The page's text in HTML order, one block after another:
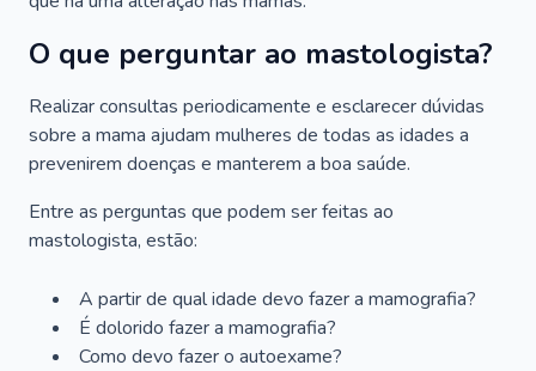
O que perguntar ao mastologista?
Realizar consultas periodicamente e esclarecer dúvidas
sobre a mama ajudam mulheres de todas as idades a
prevenirem doenças e manterem a boa saúde.
Entre as perguntas que podem ser feitas ao
mastologista, estão:
A partir de qual idade devo fazer a mamografia?
É dolorido fazer a mamografia?
Como devo fazer o autoexame?